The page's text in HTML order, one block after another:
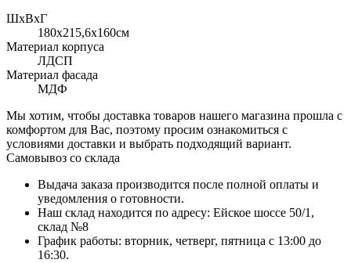
ШхВхГ
180x215,6х160см
Материал корпуса
ЛДСП
Материал фасада
МДФ
Мы хотим, чтобы доставка товаров нашего магазина прошла с
комфортом для Вас, поэтому просим ознакомиться с
условиями доставки и выбрать подходящий вариант.
Самовывоз со склада
Выдача заказа производится после полной оплаты и
уведомления о готовности.
Наш склад находится по адресу: Ейское шоссе 50/1,
склад №8
График работы: вторник, четверг, пятница с 13:00 до
16:30.